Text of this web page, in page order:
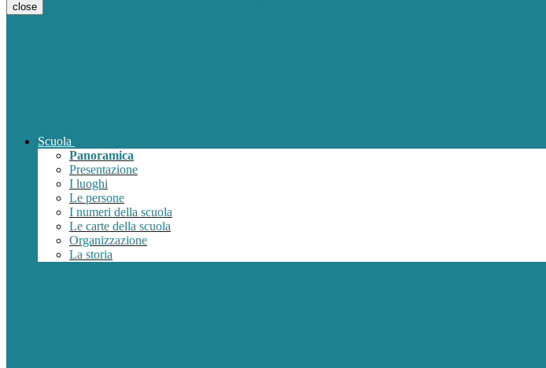
close
Scuola
Panoramica
Presentazione
I luoghi
Le persone
I numeri della scuola
Le carte della scuola
Organizzazione
La storia